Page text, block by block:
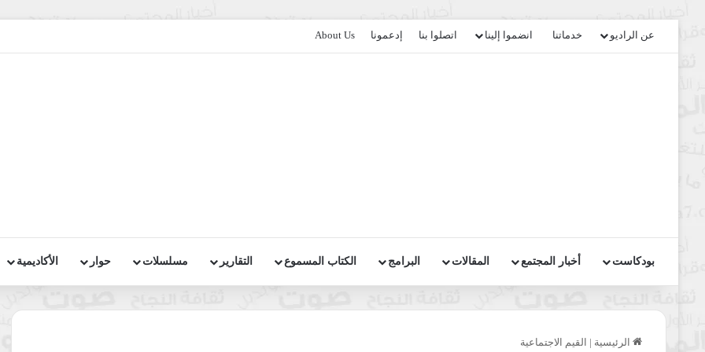
عن الراديو خدماتنا انضموا إلينا اتصلوا بنا إدعمونا About Us
بودكاست أخبار المجتمع المقالات البرامج الكتاب المسموع التقارير مسلسلات حوار الأكاديمية
الرئيسية | القيم الاجتماعية